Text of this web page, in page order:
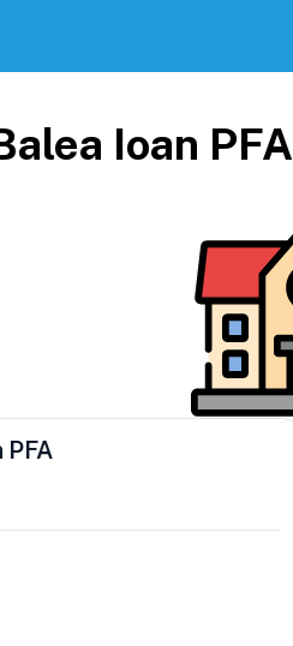
Ioan PFA
PFA